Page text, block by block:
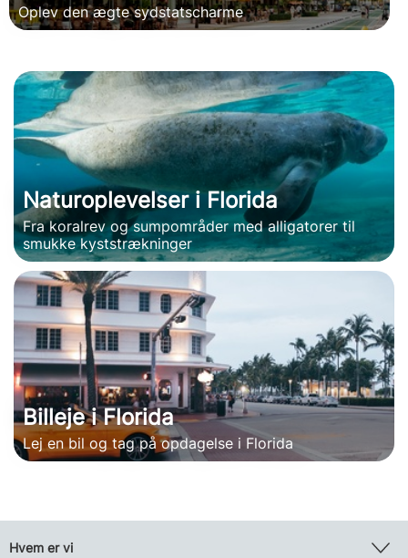
Oplev den ægte sydstatscharme
Naturoplevelser i Florida
Fra koralrev og sumpområder med alligatorer til
smukke kyststrækninger
Billeje i Florida
Lej en bil og tag på opdagelse i Florida
Hvem er vi